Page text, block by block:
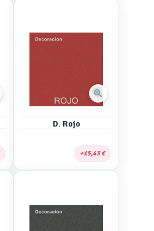
zoom_in
D. Rojo
15,43 €